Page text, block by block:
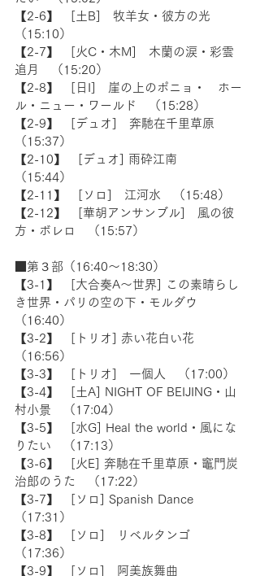
【2-6】　[土B]　牧羊女・彼方の光
（15:10）
【2-7】　[火C・木M]　木蘭の涙・彩雲
追月　（15:20）
【2-8】　[日I]　崖の上のポニョ・　ホー
ル・ニュー・ワールド　（15:28）
【2-9】　[デュオ]　奔馳在千里草原
（15:37）
【2-10】　[デュオ] 雨砕江南
（15:44）
【2-11】　[ソロ]　江河水　（15:48）
【2-12】　[華胡アンサンブル]　風の彼
方・ボレロ　（15:57）
■第３部（16:40〜18:30）
【3-1】　[大合奏A〜世界] この素晴らし
き世界・パリの空の下・モルダウ
（16:40）
【3-2】　[トリオ] 赤い花白い花
（16:56）
【3-3】　[トリオ]　一個人　（17:00）
【3-4】　[土A] NIGHT OF BEIJING・山
村小景　（17:04）
【3-5】　[水G] Heal the world・風にな
りたい　（17:13）
【3-6】　[火E] 奔馳在千里草原・竈門炭
治郎のうた　（17:22）
【3-7】　[ソロ] Spanish Dance
（17:31）
【3-8】　[ソロ]　リベルタンゴ
（17:36）
【3-9】　[ソロ]　阿美族舞曲